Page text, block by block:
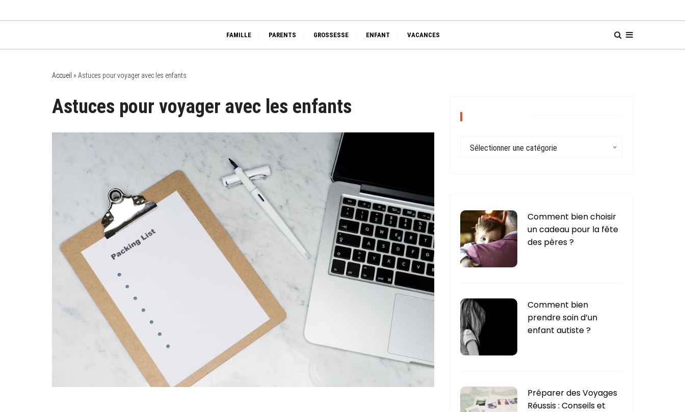
e
Chez Mamy Soren 🧙‍♀️
FAMILLE PARENTS GROSSESSE ENFANT VACANCES
Accueil » Astuces pour voyager avec les enfants
Astuces pour voyager avec les enfants
r
e
s
Sélectionner une catégorie
Comment bien choisir
un cadeau pour la fête
des pères ?
Comment bien
prendre soin d’un
enfant autiste ?
Préparer des Voyages
Réussis : Conseils et